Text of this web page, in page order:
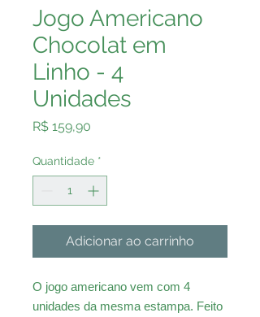
Jogo Americano
Chocolat em
Linho - 4
Unidades
R$ 159,90
Quantidade *
Adicionar ao carrinho
O jogo americano vem com 4
unidades da mesma estampa. Feito